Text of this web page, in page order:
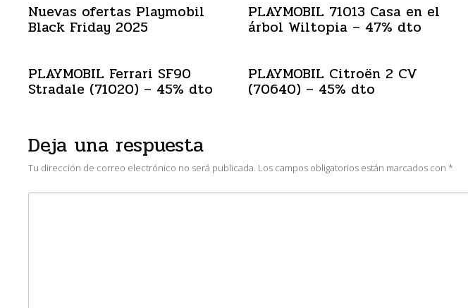
Nuevas ofertas Playmobil
Black Friday 2025
PLAYMOBIL 71013 Casa en el
árbol Wiltopia – 47% dto
PLAYMOBIL Ferrari SF90
Stradale (71020) – 45% dto
PLAYMOBIL Citroën 2 CV
(70640) – 45% dto
Deja una respuesta
Tu dirección de correo electrónico no será publicada. Los campos obligatorios están marcados con *